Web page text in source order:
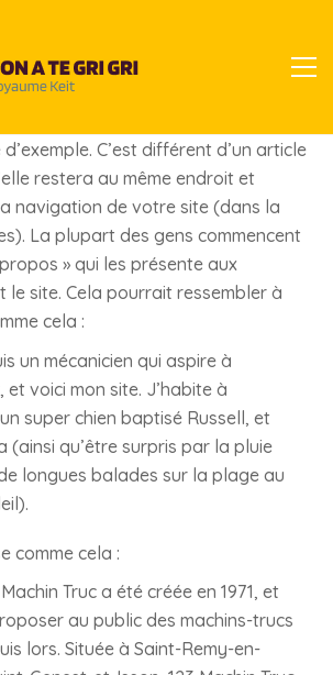
C’est différent d’un article
restera au même endroit et
navigation de votre site (dans la
La plupart des gens commencent
» qui les présente aux
le site. Cela pourrait ressembler à
cela :
un mécanicien qui aspire à
voici mon site. J’habite à
super chien baptisé Russell, et
(ainsi qu’être surpris par la pluie
longues balades sur la plage au
comme cela :
Truc a été créée en 1971, et
au public des machins-trucs
lors. Située à Saint-Remy-en-